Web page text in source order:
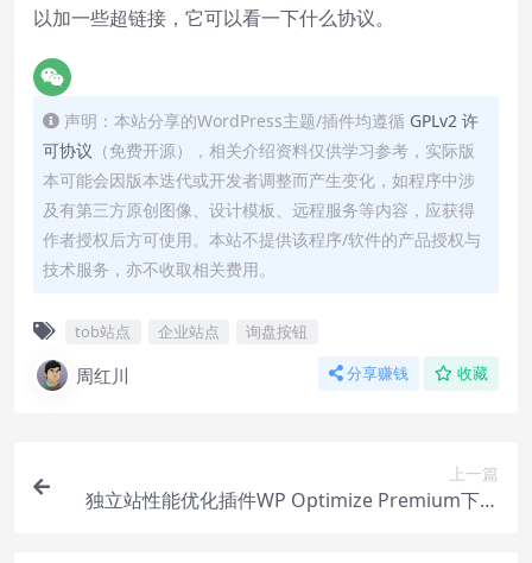
以加一些超链接，它可以看一下什么协议。
声明：本站分享的WordPress主题/插件均遵循 GPLv2 许
可协议 （免费开源），相关介绍资料仅供学习参考，实际版
本可能会因版本迭代或开发者调整而产生变化，如程序中涉
及有第三方原创图像、设计模板、远程服务等内容，应获得
作者授权后方可使用。本站不提供该程序/软件的产品授权与
技术服务，亦不收取相关费用。
tob站点 企业站点 询盘按钮
周红川 分享赚钱 收藏
上一篇
独立站性能优化插件WP Optimize Premium下载